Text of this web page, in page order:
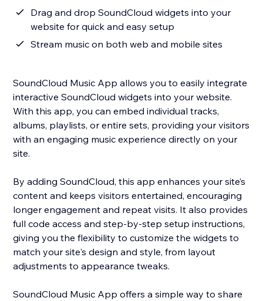
Drag and drop SoundCloud widgets into your
website for quick and easy setup
Stream music on both web and mobile sites
SoundCloud Music App allows you to easily integrate
interactive SoundCloud widgets into your website.
With this app, you can embed individual tracks,
albums, playlists, or entire sets, providing your visitors
with an engaging music experience directly on your
site.
By adding SoundCloud, this app enhances your site’s
content and keeps visitors entertained, encouraging
longer engagement and repeat visits. It also provides
full code access and step-by-step setup instructions,
giving you the flexibility to customize the widgets to
match your site's design and style, from layout
adjustments to appearance tweaks.
SoundCloud Music App offers a simple way to share